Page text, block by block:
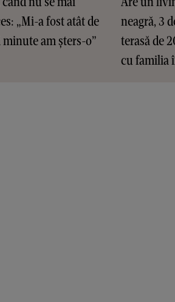
„Mi-a fost atât de
am șters-o”
neagră, 3
terasă de
cu familia